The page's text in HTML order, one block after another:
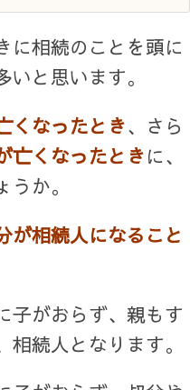
に相続のことを頭に
と思います。
くなったと き、さら
亡くなったときに、
か。
が相続人になること
子がおらず、親もす
続人となります。